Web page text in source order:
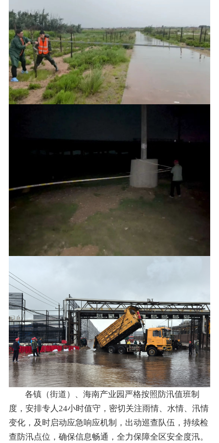
各镇（街道）、海南产业园严格按照防汛值班制
度，安排专人24小时值守，密切关注雨情、水情、汛情
变化，及时启动应急响应机制，出动巡查队伍，持续检
查防汛点位，确保信息畅通，全力保障全区安全度汛。